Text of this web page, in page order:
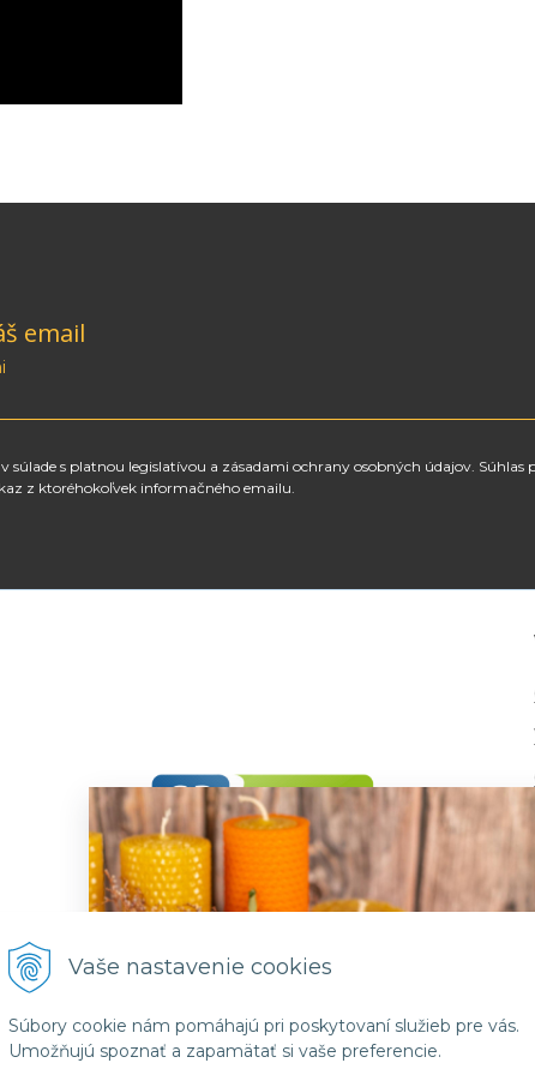
Vaše nastavenie cookies
Súbory cookie nám pomáhajú pri poskytovaní služieb pre vás.
Umožňujú spoznať a zapamätať si vaše preferencie.
email
súlade s platnou legislatívou a zásadami ochrany osobných údajov.
z ktoréhokoľvek informačného emailu.